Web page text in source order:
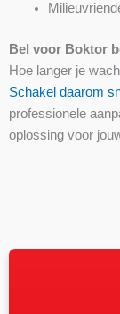
Bel voor Boktor
Hoe langer je
Schakel daarom
professionele
oplossing voor